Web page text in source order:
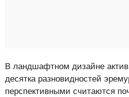
В ландшафтном дизайне
десятка разновидностей
перспективными считаются